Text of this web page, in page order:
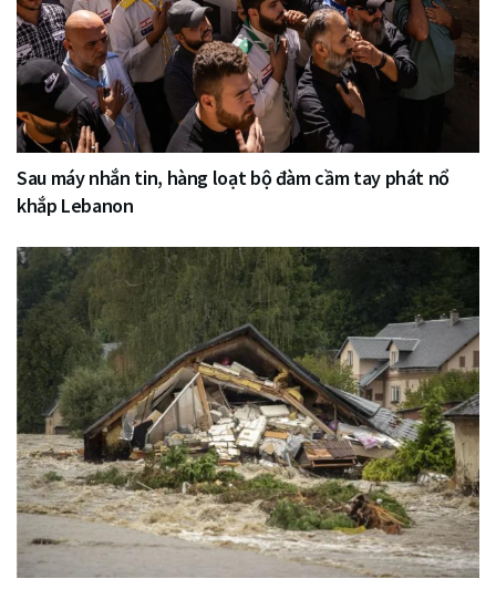
Sau máy nhắn tin, hàng loạt bộ đàm cầm tay phát nổ
khắp Lebanon